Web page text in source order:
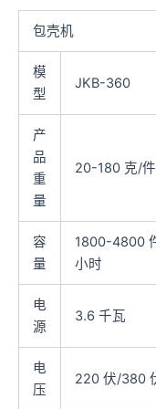
包壳机
模
型
JKB-360
产
品
重
量
20-180 克/件
容
量
1800-4800
小时
电
源
3.6 千瓦
电
压
220 伏/380